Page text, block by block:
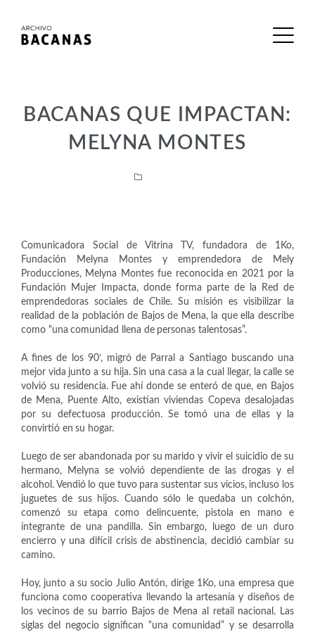
BACANAS QUE IMPACTAN:
MELYNA MONTES
Comunicadora Social de Vitrina TV, fundadora de 1Ko,
Fundación Melyna Montes y emprendedora de Mely
Producciones, Melyna Montes fue reconocida en 2021 por la
Fundación Mujer Impacta, donde forma parte de la Red de
emprendedoras sociales de Chile. Su misión es visibilizar la
realidad de la población de Bajos de Mena, la que ella describe
como “una comunidad llena de personas talentosas”.
A fines de los 90’, migró de Parral a Santiago buscando una
mejor vida junto a su hija. Sin una casa a la cual llegar, la calle se
volvió su residencia. Fue ahí donde se enteró de que, en Bajos
de Mena, Puente Alto, existían viviendas Copeva desalojadas
por su defectuosa producción. Se tomó una de ellas y la
convirtió en su hogar.
Luego de ser abandonada por su marido y vivir el suicidio de su
hermano, Melyna se volvió dependiente de las drogas y el
alcohol. Vendió lo que tuvo para sustentar sus vicios, incluso los
juguetes de sus hijos. Cuando sólo le quedaba un colchón,
comenzó su etapa como delincuente, pistola en mano e
integrante de una pandilla. Sin embargo, luego de un duro
encierro y una difícil crisis de abstinencia, decidió cambiar su
camino.
Hoy, junto a su socio Julio Antón, dirige 1Ko, una empresa que
funciona como cooperativa llevando la artesanía y diseños de
los vecinos de su barrio Bajos de Mena al retail nacional. Las
siglas del negocio significan “una comunidad” y se desarrolla